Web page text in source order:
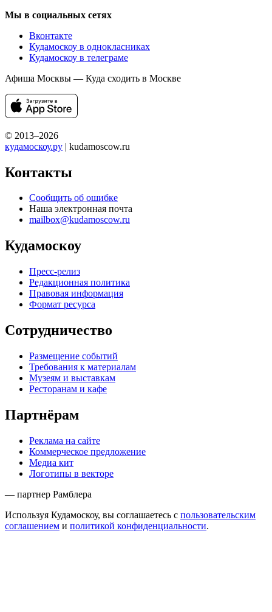
Мы в социальных сетях
Вконтакте
Кудамоскоу в однокласниках
Кудамоскоу в телеграме
Афиша Москвы — Куда сходить в Москве
© 2013–2026
кудамоскоу.ру | kudamoscow.ru
Контакты
Сообщить об ошибке
Наша электронная почта
mailbox@kudamoscow.ru
Кудамоскоу
Пресс-релиз
Редакционная политика
Правовая информация
Формат ресурса
Сотрудничество
Размещение событий
Требования к материалам
Музеям и выставкам
Ресторанам и кафе
Партнёрам
Реклама на сайте
Коммерческое предложение
Медиа кит
Логотипы в векторе
— партнер Рамблера
Используя Кудамоскоу, вы соглашаетесь с пользовательским
соглашением и политикой конфиденциальности.